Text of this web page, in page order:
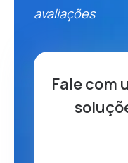
avaliações
Fale com